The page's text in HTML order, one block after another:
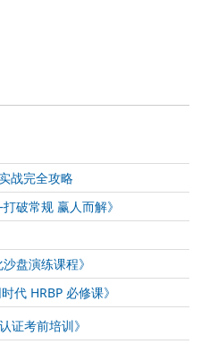
战完全攻略
破常规 赢人而解》
盘演练课程》
HRBP 必修课》
证考前培训》